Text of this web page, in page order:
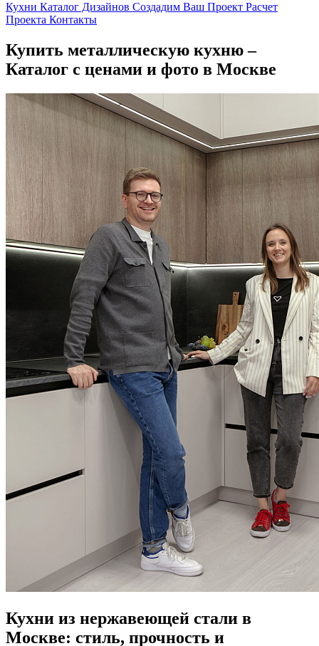
Кухни Каталог Дизайнов Создадим Ваш Проект Расчет
Проекта Контакты
Купить металлическую кухню –
Каталог с ценами и фото в Москве
Кухни из нержавеющей стали в
Москве: стиль, прочность и